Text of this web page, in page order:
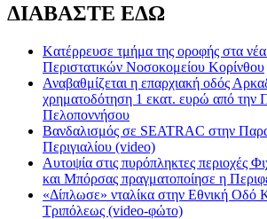
ΔΙΑΒΑΣΤΕ ΕΔΩ
Kατέρρευσε τμήμα της οροφής στα
Περιστατικών Νοσοκομείου Κορίνθου
Αναβαθμίζεται η επαρχιακή οδός
χρηματοδότηση 1 εκατ. ευρώ από την
Πελοποννήσου
Βανδαλισμός σε SEATRAC στην
Περιγιαλίου (video)
Αυτοψία στις πυρόπληκτες περιοχές
και Μπόρσας πραγματοποίησε η
«Δίπλωσε» νταλίκα στην Εθνική Oδό
Τριπόλεως (video-φώτο)